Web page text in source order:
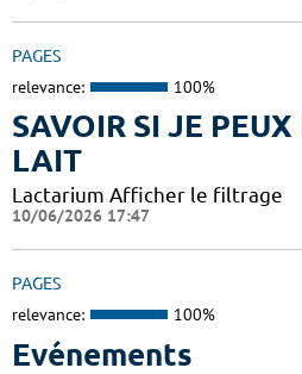
PAGES
relevance: 100%
SAVOIR SI JE
LAIT
Lactarium Afficher le filtrage
10/06/2026 17:47
PAGES
relevance: 100%
Evénements